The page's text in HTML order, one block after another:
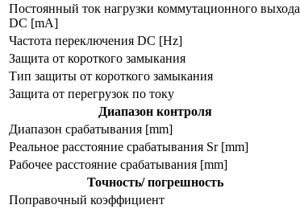
Постоянный ток нагрузки коммутационного выхода
DC [mA]
Частота переключения DC [Hz]
Защита от короткого замыкания
Тип защиты от короткого замыкания
Защита от перегрузок по току
Диапазон контроля
Диапазон срабатывания [mm]
Реальное расстояние срабатывания Sr [mm]
Рабочее расстояние срабатывания [mm]
Точность/ погрешность
Поправочный коэффициент